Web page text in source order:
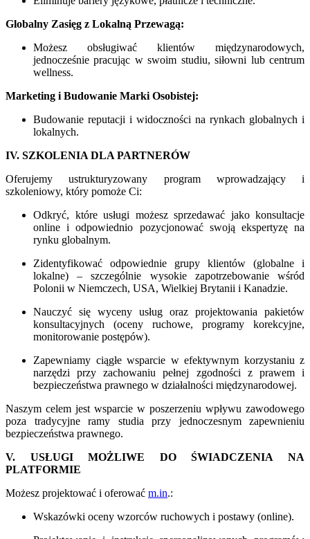
Globalny Zasięg z Lokalną Przewagą:
Możesz obsługiwać klientów międzynarodowych,
jednocześnie pracując w swoim studiu, siłowni lub centrum
wellness.
Marketing i Budowanie Marki Osobistej:
Budowanie reputacji i widoczności na rynkach globalnych i
lokalnych.
IV. SZKOLENIA DLA PARTNERÓW
Oferujemy ustrukturyzowany program wprowadzający i
szkoleniowy, który pomoże Ci:
Odkryć, które usługi możesz sprzedawać jako konsultacje
online i odpowiednio pozycjonować swoją ekspertyzę na
rynku globalnym.
Zidentyfikować odpowiednie grupy klientów (globalne i
lokalne) – szczególnie wysokie zapotrzebowanie wśród
Polonii w Niemczech, USA, Wielkiej Brytanii i Kanadzie.
Nauczyć się wyceny usług oraz projektowania pakietów
konsultacyjnych (oceny ruchowe, programy korekcyjne,
monitorowanie postępów).
Zapewniamy ciągłe wsparcie w efektywnym korzystaniu z
narzędzi przy zachowaniu pełnej zgodności z prawem i
bezpieczeństwa prawnego w działalności międzynarodowej.
Naszym celem jest wsparcie w poszerzeniu wpływu zawodowego
poza tradycyjne ramy studia przy jednoczesnym zapewnieniu
bezpieczeństwa prawnego.
V. USŁUGI MOŻLIWE DO ŚWIADCZENIA NA
PLATFORMIE
Możesz projektować i oferować m.in.:
Wskazówki oceny wzorców ruchowych i postawy (online).